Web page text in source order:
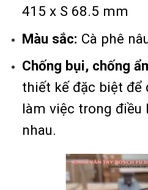
415 x S 68.5 mm
Màu sắc: Cà phê
Chống bụi, chống
thiết kế đặc biệt để
làm việc trong
nhau.